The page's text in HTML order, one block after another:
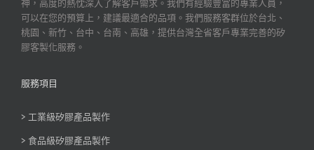
神，高度的熱忱深入了解客戶需求。我們有經驗豐富的專業人員，
可以在您的預算上，建議最適合的品項。我們服務客群位於台北、
桃園、新竹、台中、台南、高雄，提供台灣全省客戶專業完善的矽
膠客製化服務。
服務項目
> 工業級矽膠產品製作
> 食品級矽膠產品製作